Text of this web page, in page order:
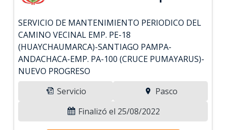
SERVICIO DE MANTENIMIENTO PERIODICO DEL
CAMINO VECINAL EMP. PE-18
(HUAYCHAUMARCA)-SANTIAGO PAMPA-
ANDACHACA-EMP. PA-100 (CRUCE PUMAYARUS)-
NUEVO PROGRESO
Servicio
Pasco
Finalizó el 25/08/2022